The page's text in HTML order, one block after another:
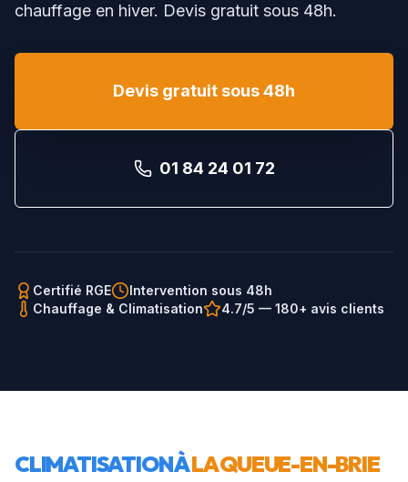
chauffage en hiver. Devis gratuit sous 48h.
Devis gratuit sous 48h
01 84 24 01 72
Certifié RGE
Intervention sous 48h
Chauffage & Climatisation
4.7/5 — 180+ avis clients
CLIMATISATION ÀLA QUEUE-EN-BRIE